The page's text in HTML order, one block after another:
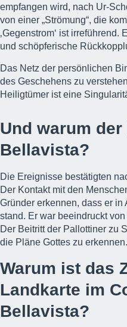
empfangen wird, nach Ur-
von einer „Strömung“, die
‚Gegenstrom‘ ist irreführend.
und schöpferische
Das Netz der persönlichen
des Geschehens zu
Heiligtümer ist eine
Und warum
Bellavista?
Die Ereignisse bestätigten
Der Kontakt mit den
Gründer erkennen, dass er
stand. Er war beeindruckt
Der Beitritt der Pallottiner zu
die Pläne Gottes zu erkennen.
Warum ist das
Landkarte im
Bellavista?